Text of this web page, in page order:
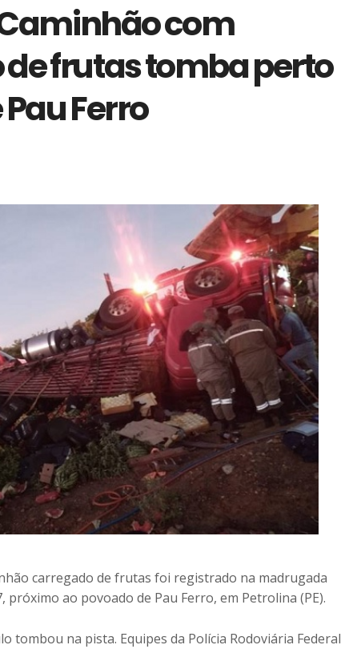
com
frutas tomba perto
Ferro
carregado de frutas foi registrado na madrugada
próximo ao povoado de Pau Ferro, em Petrolina (PE).
tombou na pista. Equipes da Polícia Rodoviária Federal